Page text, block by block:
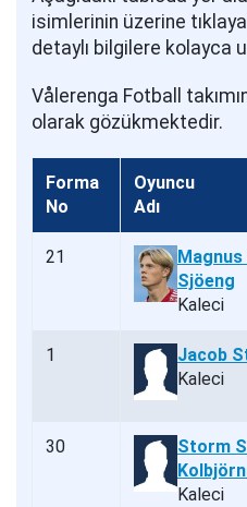
isimlerinin üzerine
detaylı bilgilere kolayca
Vålerenga Fotball
olarak gözükmektedir.
Forma
No
Oyuncu
Adı
21
Sjöeng
Kaleci
1
Jacob
Kaleci
30
Storm
Kaleci